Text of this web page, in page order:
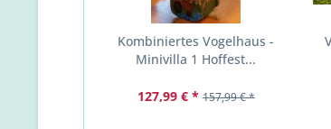
Kombiniertes Vogelhaus -
Minivilla 1 Hoffest...
127,99 € * 157,99 € *